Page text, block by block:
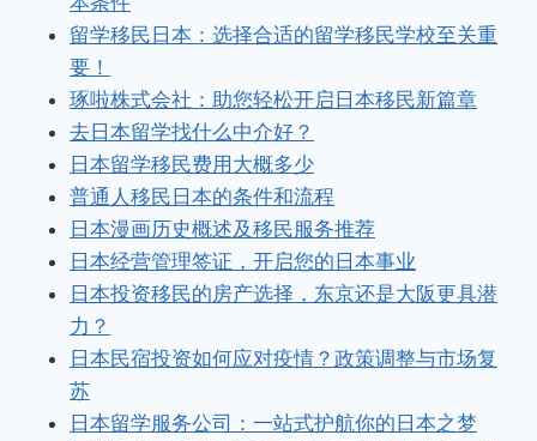
留学移民日本：选择合适的留学移民学校至关重
要！
琢啦株式会社：助您轻松开启日本移民新篇章
去日本留学找什么中介好？
日本留学移民费用大概多少
普通人移民日本的条件和流程
日本漫画历史概述及移民服务推荐
日本经营管理签证，开启您的日本事业
日本投资移民的房产选择，东京还是大阪更具潜
力？
日本民宿投资如何应对疫情？政策调整与市场复
苏
日本留学服务公司：一站式护航你的日本之梦